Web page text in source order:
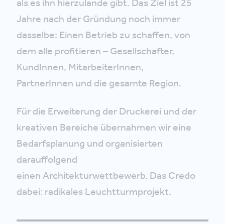
Jahre nach der Gründung noch immer
dasselbe: Einen Betrieb zu schaffen, von
dem alle profitieren – Gesellschafter,
KundInnen, MitarbeiterInnen,
PartnerInnen und die gesamte Region.
Für die Erweiterung der Druckerei und der
kreativen Bereiche übernahmen wir eine
Bedarfsplanung und organisierten
darauffolgend
einen Architekturwettbewerb. Das Credo
dabei: radikales Leuchtturmprojekt.